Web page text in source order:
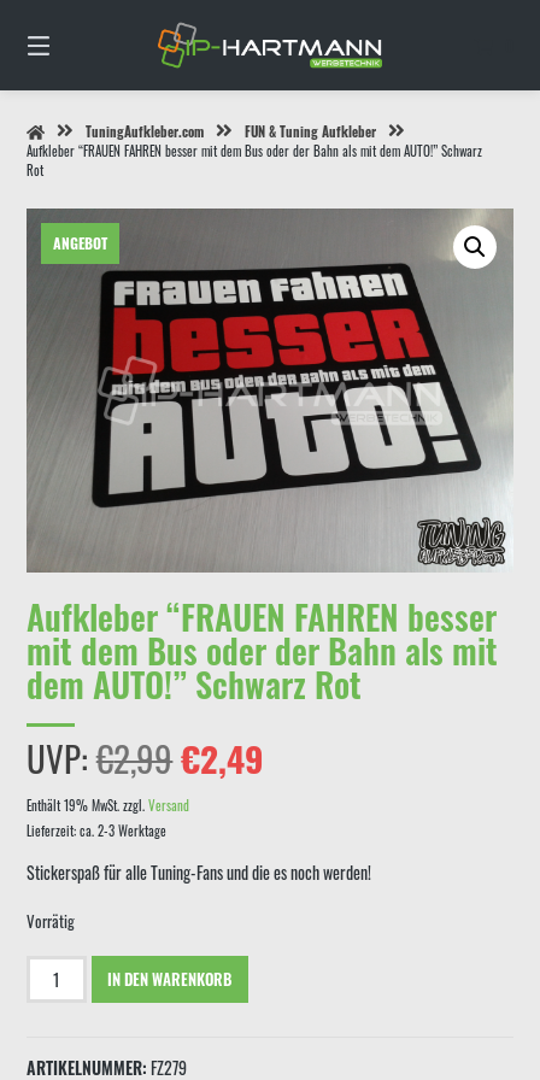
Inhalt
TuningAufkleber.com
FUN & Tuning Aufkleber
Aufkleber “FRAUEN FAHREN besser mit dem Bus oder der Bahn als mit dem AUTO!” Schwarz
Rot
ANGEBOT
Aufkleber “FRAUEN FAHREN besser
mit dem Bus oder der Bahn als mit
dem AUTO!” Schwarz Rot
UVP:€2,99Ursprünglicher
Preis
war:
€2,49
ist:
Enthält 19% MwSt. zzgl.Versand
Lieferzeit: ca. 2-3 Werktage
Stickerspaß für alle Tuning-Fans und die es noch werden!
Vorrätig
Aufkleber
"FRAUEN
mit
IN DEN WARENKORB
ARTIKELNUMMER: FZ279